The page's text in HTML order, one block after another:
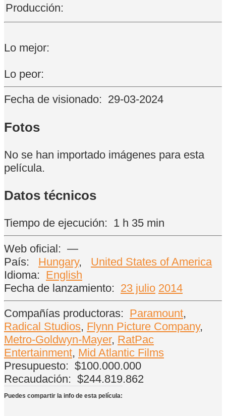
Producción:
Lo mejor:
Lo peor:
Fecha de visionado: 29-03-2024
Fotos
No se han importado imágenes para esta
película.
Datos técnicos
Tiempo de ejecución: 1 h 35 min
Web oficial: —
País:
Hungary,
United States of America
Idioma: English
Fecha de lanzamiento: 23 julio 2014
Compañías productoras: Paramount,
Radical Studios, Flynn Picture Company,
Metro-Goldwyn-Mayer, RatPac
Entertainment, Mid Atlantic Films
Presupuesto: $100.000.000
Recaudación: $244.819.862
Puedes compartir la info de esta película: